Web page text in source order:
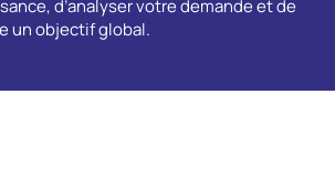
d’analyser votre demande et de
un objectif global.